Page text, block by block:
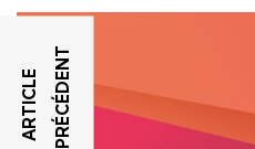
A
R
T
I
C
L
E
P
R
É
C
É
D
E
N T